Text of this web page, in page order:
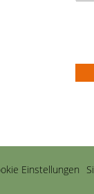
Einstellungen